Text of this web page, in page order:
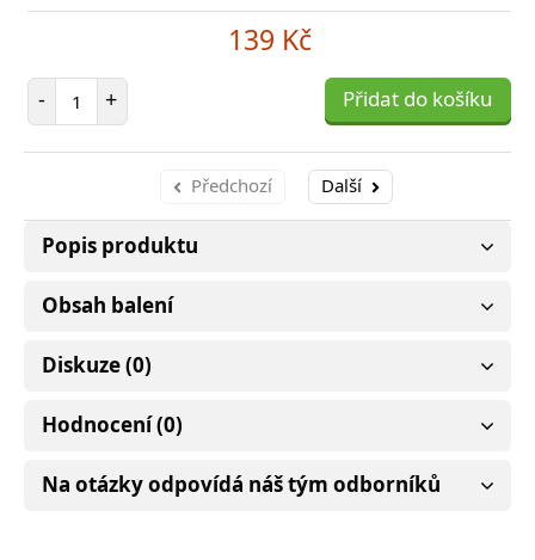
139 Kč
- Počet položek
+ Přidat do košíku
Předchozí Další
Popis produktu
Obsah balení
Diskuze (0)
Hodnocení (0)
Na otázky odpovídá náš tým odborníků